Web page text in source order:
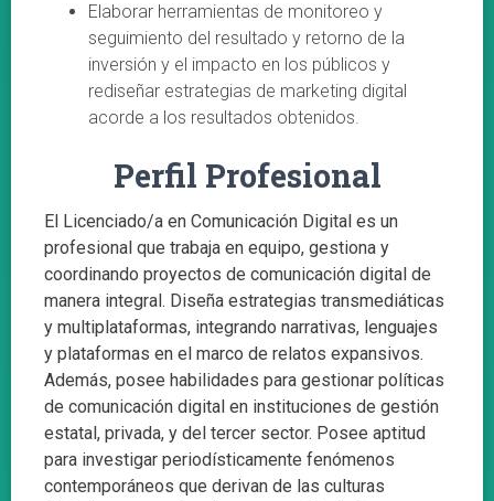
Elaborar herramientas de monitoreo y
seguimiento del resultado y retorno de la
inversión y el impacto en los públicos y
rediseñar estrategias de marketing digital
acorde a los resultados obtenidos.
Perfil Profesional
El Licenciado/a en Comunicación Digital es un
profesional que trabaja en equipo, gestiona y
coordinando proyectos de comunicación digital de
manera integral. Diseña estrategias transmediáticas
y multiplataformas, integrando narrativas, lenguajes
y plataformas en el marco de relatos expansivos.
Además, posee habilidades para gestionar políticas
de comunicación digital en instituciones de gestión
estatal, privada, y del tercer sector. Posee aptitud
para investigar periodísticamente fenómenos
contemporáneos que derivan de las culturas